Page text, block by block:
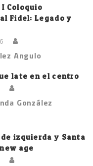
I Coloquio
Fidel: Legado y
Angulo
late en el centro
González
izquierda y Santa
age